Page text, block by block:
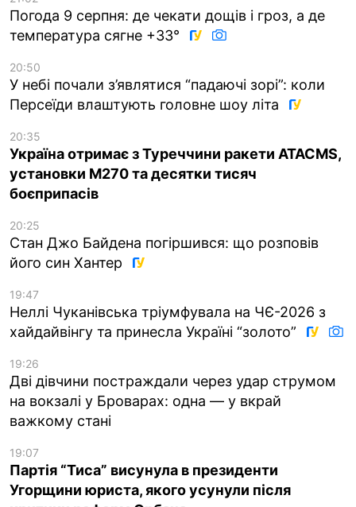
Погода 9 серпня: де чекати дощів і гроз, а де
температура сягне +33°
20:50
У небі почали з’являтися “падаючі зорі”: коли
Персеїди влаштують головне шоу літа
20:35
Україна отримає з Туреччини ракети ATACMS,
установки M270 та десятки тисяч
боєприпасів
20:25
Стан Джо Байдена погіршився: що розповів
його син Хантер
19:47
Неллі Чуканівська тріумфувала на ЧЄ-2026 з
хайдайвінгу та принесла Україні “золото”
19:26
Дві дівчини постраждали через удар струмом
на вокзалі у Броварах: одна — у вкрай
важкому стані
19:07
Партія “Тиса” висунула в президенти
Угорщини юриста, якого усунули після